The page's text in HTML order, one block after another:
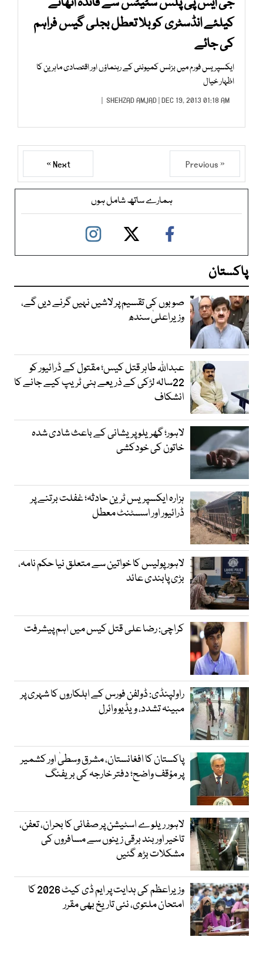
کیلئے انڈسٹری کو بلا تعطل بجلی گیس فراہم
کی جائے
ایکسپریس فورم میں بزنس کمیونٹی کے رہنماؤں اور اقتصادی ماہرین کا
اظہار خیال
SHEHZAD AMJAD| DEC 19, 2013 01:18 AM |
« Previous
Next »
ہمارے ساتھ شامل ہوں
پاکستان
صوبوں کی تقسیم پر لاشیں نہیں گرنے دیں گے،
وزیراعلیٰ سندھ
عبداللہ طاہر قتل کیس؛ مقتول کے ڈرائیور کو
22سالہ لڑکی کے ذریعے ہنی ٹریپ کیے جانے کا
انشکاف
لاہور؛ گھریلو پریشانی کے باعث شادی شدہ
خاتون کی خودکشی
ہزارہ ایکسپریس ٹرین حادثہ؛ غفلت برتنے پر
ڈرائیور اور اسسٹنٹ معطل
لاہور پولیس کا خواتین سے متعلق نیا حکم نامہ،
بڑی پابندی عائد
کراچی: رضا علی قتل کیس میں اہم پیشرفت
راولپنڈی: ڈولفن فورس کے اہلکاروں کا شہری پر
مبینہ تشدد، ویڈیو وائرل
پاکستان کا افغانستان، مشرق وسطیٰ اور کشمیر
پر مؤقف واضح؛ دفتر خارجہ کی بریفنگ
لاہور ریلوے اسٹیشن پر صفائی کا بحران، تعفن،
تاخیر اور بند برقی زینوں سے مسافروں کی
مشکلات بڑھ گئیں
وزیراعظم کی ہدایت پر ایم ڈی کیٹ 2026 کا
امتحان ملتوی، نئی تاریخ بھی مقرر